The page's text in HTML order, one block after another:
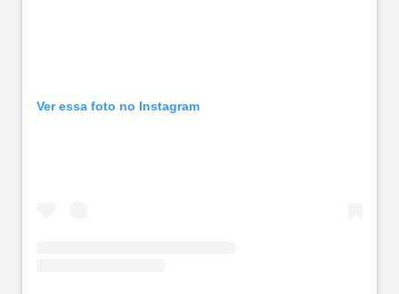
Ver essa foto no Instagram